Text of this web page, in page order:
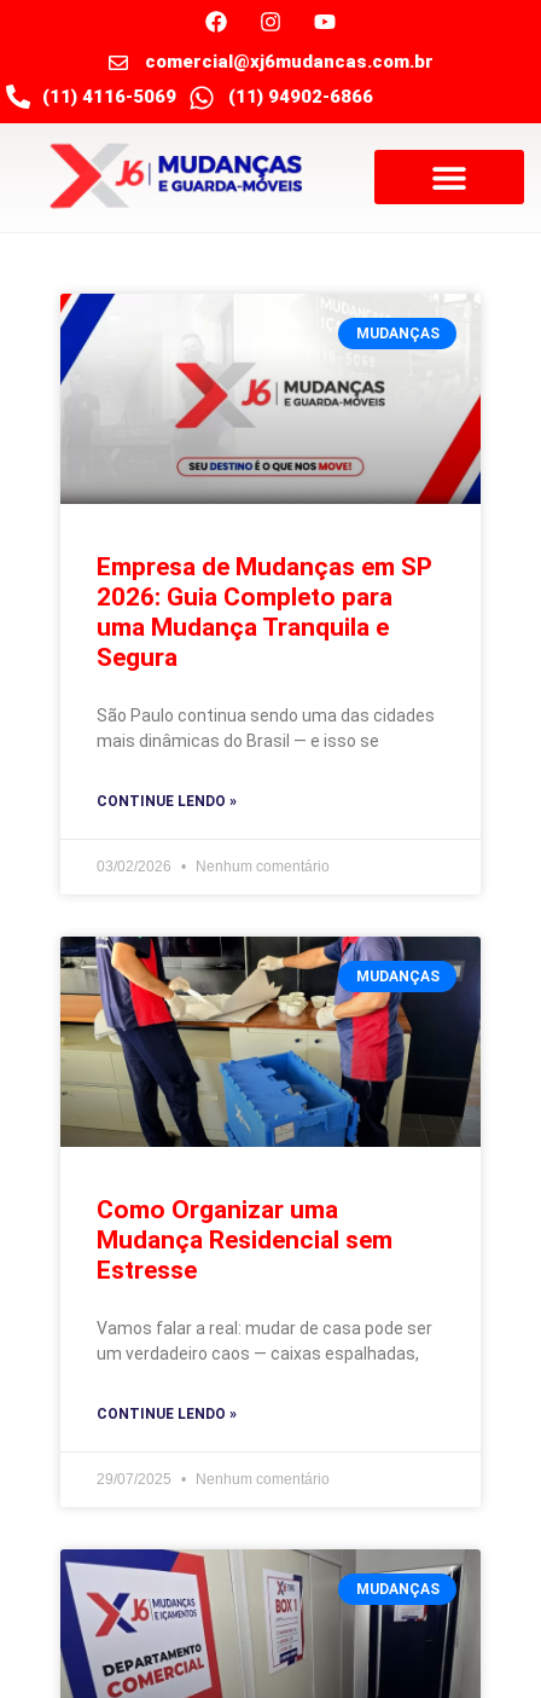
comercial@xj6mudancas.com.br
(11) 4116-5069
(11) 94902-6866
MUDANÇAS
Empresa de Mudanças em SP
2026: Guia Completo para
uma Mudança Tranquila e
Segura
São Paulo continua sendo uma das cidades
mais dinâmicas do Brasil — e isso se
CONTINUE LENDO »
03/02/2026 Nenhum comentário
MUDANÇAS
Como Organizar uma
Mudança Residencial sem
Estresse
Vamos falar a real: mudar de casa pode ser
um verdadeiro caos — caixas espalhadas,
CONTINUE LENDO »
29/07/2025 Nenhum comentário
MUDANÇAS